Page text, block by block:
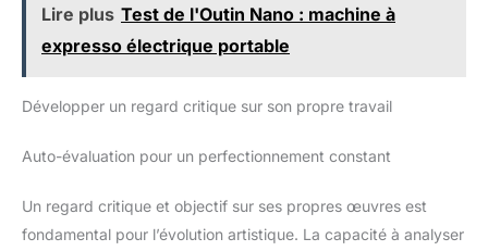
Lire plus Test de l'Outin Nano : machine à
expresso électrique portable
Développer un regard critique sur son propre travail
Auto-évaluation pour un perfectionnement constant
Un regard critique et objectif sur ses propres œuvres est
fondamental pour l’évolution artistique. La capacité à analyser